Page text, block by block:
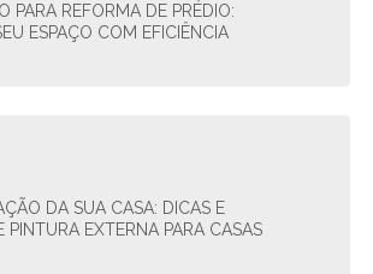
ESPAÇO COM EFICIÊNCIA
PINTURA EXTERNA PARA CASAS